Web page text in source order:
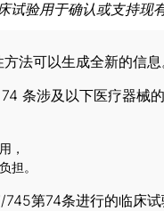
试验用于确认或支持现
法可以生成全新的信息
条涉及以下医疗器械的
，
担。
第74条进行的临床试